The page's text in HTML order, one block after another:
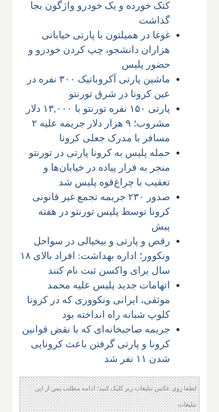
کتک خورده و یک خودرو واژگون بجا
گذاشت
غوغا در همیلتون با پارتی خیابانی
هزاران دانشجو، چپ کردن خودرو و
حضور پلیس
ماشین پارتی آکروباتیک ۳۰۰ نفره در
عین کرونا در شرق تورنتو
پارتی ۱۵۰ نفره تورنتو با ۱۳,۰۰۰ دلار
مشروب؛ ۹ هزار دلار جریمه علیه ۲
مسافر با مدرک جعلی کرونا
حمله پلیس به کرونا پارتی در تورنتو
منجر به فرار پیاده در خیابان‌ها و
تعقیب با چراغ‌قوه پلیس شد
صدور ۲۳۰ جریمه تجمع غیر قانونی
کرونا توسط پلیس تورنتو در هفته
پیش
رقص و پارتی و بیخیالی در سواحل
ونکوور؛ اداره بهداشت: افراد بالای ۱۸
سال برای واکسن ثبت نام کنند
اتهامات جدید پلیس علیه محمد
موثقی، ایرانی ونکووری که در کرونا
کلوپ شبانه راه انداخته بود
جریمه صاحبخانه‌ای که با نقض قوانین
کرونا و پارتی گرفتن باعث کرونایی
شدن ۱۱ نفر شد
لطفا روی عکس تبلیغات زیر کلیک کنید؛ ادامه مطلب پس از این
تبلیغات